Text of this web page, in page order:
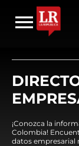
¡Conozca la
Colombia!
datos empresarial